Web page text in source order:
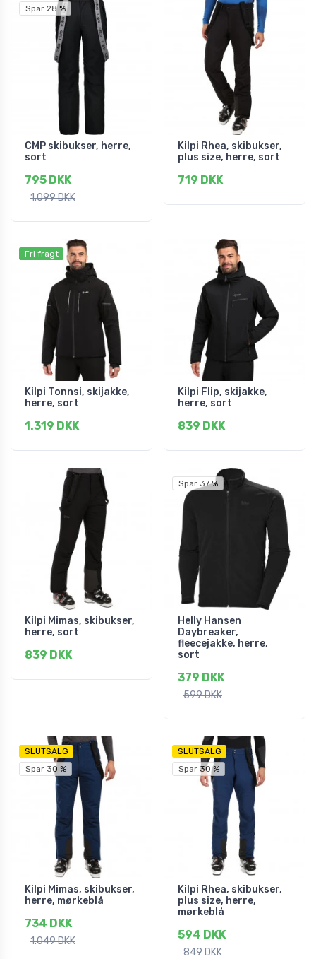
Spar 28 %
CMP skibukser, herre,
sort
795 DKK
1.099 DKK
Kilpi Rhea, skibukser,
plus size, herre, sort
719 DKK
Fri fragt
Kilpi Tonnsi, skijakke,
herre, sort
1.319 DKK
Kilpi Flip, skijakke,
herre, sort
839 DKK
Kilpi Mimas, skibukser,
herre, sort
839 DKK
Spar 37 %
Helly Hansen
Daybreaker,
fleecejakke, herre,
sort
379 DKK
599 DKK
SLUTSALG
Spar 30 %
Kilpi Mimas, skibukser,
herre, mørkeblå
734 DKK
1.049 DKK
SLUTSALG
Spar 30 %
Kilpi Rhea, skibukser,
plus size, herre,
mørkeblå
594 DKK
849 DKK